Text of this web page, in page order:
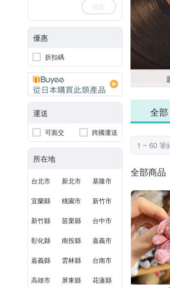
確定
優惠
折扣碼
運送
可面交 跨國運送
所在地
台北市 新北市 基隆市
宜蘭縣 桃園市 新竹市
新竹縣 苗栗縣 台中市
彰化縣 南投縣 嘉義市
嘉義縣 雲林縣 台南市
高雄市 屏東縣 花蓮縣
全部
1 ~ 60 筆
全部商品